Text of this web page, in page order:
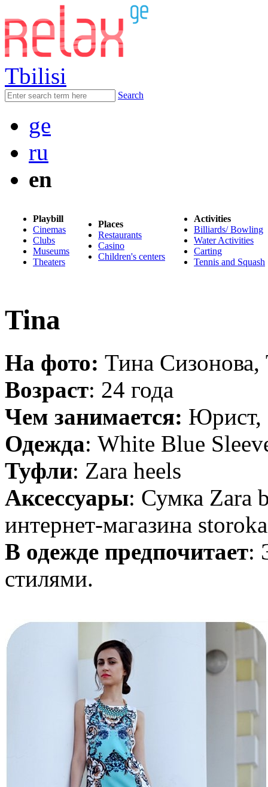
Tbilisi
Search
ge
ru
en
Playbill
Cinemas
Clubs
Museums
Theaters
Places
Restaurants
Casino
Children's centers
Activities
Billiards/ Bowling
Water Activities
Carting
Tennis and Squash
Tina
На фото: Тина
Возраст: 24 года
Чем занимается: Юрист,
Одежда: White Blue
Туфли: Zara heels
Аксессуары: Сумка Zara
интернет-магазина
В одежде предпочитает:
стилями.